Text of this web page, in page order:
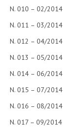
N. 010 – 02/2014
N. 011 – 03/2014
N. 012 – 04/2014
N. 013 – 05/2014
N. 014 – 06/2014
N. 015 – 07/2014
N. 016 – 08/2014
N. 017 – 09/2014